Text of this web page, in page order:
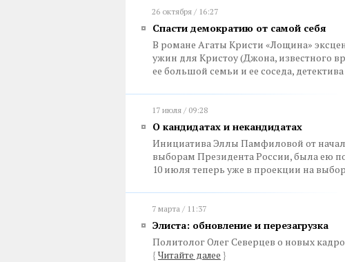
26 октября / 16:27
Спасти демократию от самой себя
В романе Агаты Кристи «Лощина»
ужин для Кристоу (Джона, известного
ее большой семьи и ее соседа,
17 июля / 09:28
О кандидатах и некандидатах
Инициатива Эллы Памфиловой от
выборам Президента России, была ею
10 июля теперь уже в проекции на
7 марта / 11:37
Элиста: обновление и перезагрузка
Политолог Олег Северцев о новых
{ Читайте далее }